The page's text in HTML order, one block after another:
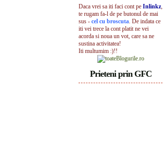
Daca vrei sa iti faci cont pe Inlinkz,
te rugam fa-l de pe butonul de mai
sus - cel cu broscuta. De indata ce
iti vei trece la cont platit ne vei
acorda si noua un vot, care sa ne
sustina activitatea!
Iti multumim :)!!
Prieteni prin GFC